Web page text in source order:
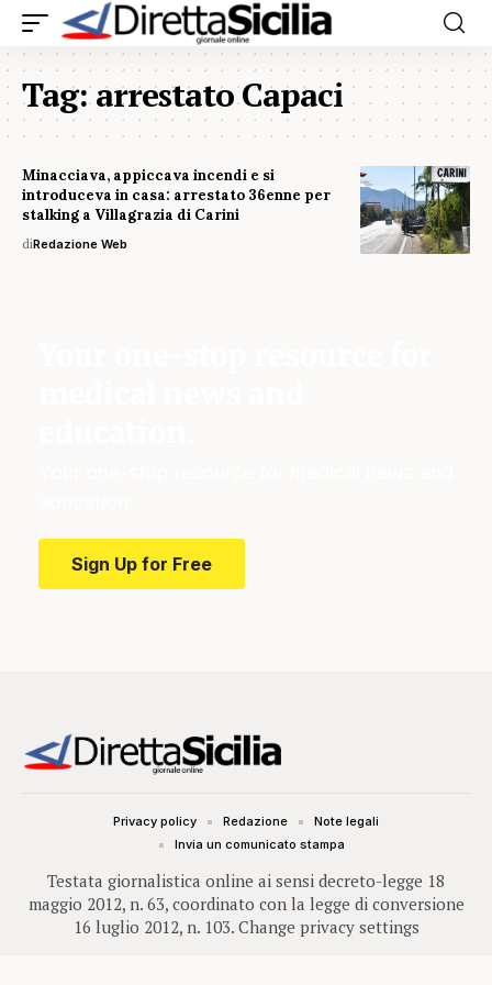
Tag:arrestato Capaci
Minacciava, appiccava incendi e si
introduceva in casa: arrestato 36enne per
stalking a Villagrazia di Carini
diRedazione Web
Sign Up for Free
Testata giornalistica online ai sensi decreto-legge 18
maggio 2012, n. 63, coordinato con la legge di conversione
16 luglio 2012, n. 103. Change privacy settings
Privacy policy Redazione
Note legali
Invia un comunicato stampa